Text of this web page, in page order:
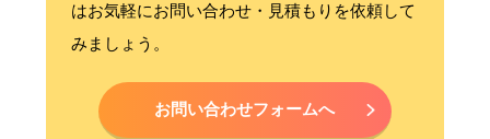
はお気軽にお問い合わせ・見積もりを依頼して
みましょう。
お問い合わせフォームへ